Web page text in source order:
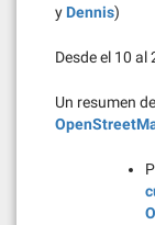
y Dennis)
Desde el 10 al
Un resumen